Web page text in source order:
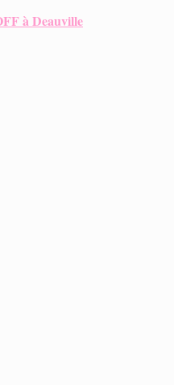
à Deauville